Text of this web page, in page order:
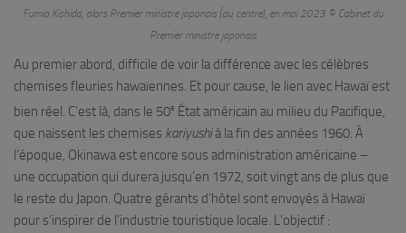
Fumio Kishida, alors Premier ministre japonais (au centre), en mai 2023 © Cabinet du
Premier ministre japonais
Au premier abord, difficile de voir la différence avec les célèbres
chemises fleuries hawaïennes. Et pour cause, le lien avec Hawaï est
bien réel. C’est là, dans le 50e État américain au milieu du Pacifique,
que naissent les chemises kariyushià la fin des années 1960. À
l’époque, Okinawa est encore sous administration américaine –
une occupation qui durera jusqu’en 1972, soit vingt ans de plus que
le reste du Japon. Quatre gérants d’hôtel sont envoyés à Hawaï
pour s’inspirer de l’industrie touristique locale. L’objectif :